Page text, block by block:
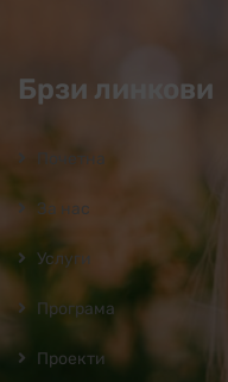
Брзи линкови
Почетна
За нас
Услуги
Програмa
Проекти